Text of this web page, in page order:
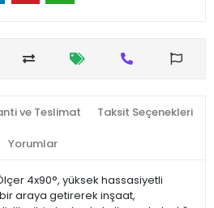
ve Teslimat Taksit Seçenekleri
Yorumlar
4x90°, yüksek hassasiyetli
araya getirerek inşaat,